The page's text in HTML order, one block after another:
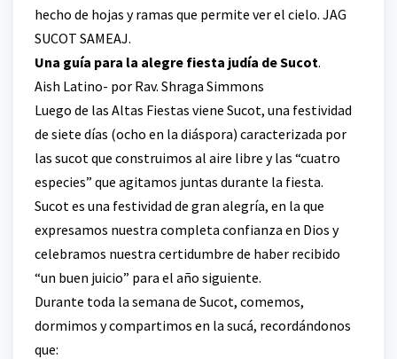
hecho de hojas y ramas que permite ver el cielo. JAG
SUCOT SAMEAJ.
Una guía para la alegre fiesta judía de Sucot.
Aish Latino- por Rav. Shraga Simmons
Luego de las Altas Fiestas viene Sucot, una festividad
de siete días (ocho en la diáspora) caracterizada por
las sucot que construimos al aire libre y las “cuatro
especies” que agitamos juntas durante la fiesta.
Sucot es una festividad de gran alegría, en la que
expresamos nuestra completa confianza en Dios y
celebramos nuestra certidumbre de haber recibido
“un buen juicio” para el año siguiente.
Durante toda la semana de Sucot, comemos,
dormimos y compartimos en la sucá, recordándonos
que: